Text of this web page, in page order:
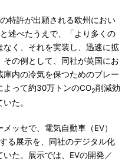
特許が出願される欧州におい
述べたうえで、「より多くの
く、それを実装し、迅速に拡
の例として、同社が英国にお
内の冷気を保つためのブレー
よって約30万トンのCO2削減効
た。
ッセで、電気自動車（EV）
る展示を、同社のデジタル化
た。展示では、EVの開発／